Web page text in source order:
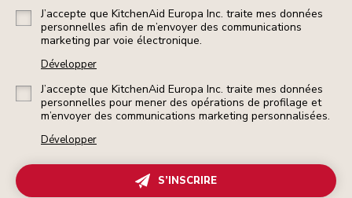
J’accepte que KitchenAid Europa Inc. traite mes données
personnelles afin de m’envoyer des communications
marketing par voie électronique.
Développer
J’accepte que KitchenAid Europa Inc. traite mes données
personnelles pour mener des opérations de profilage et
m’envoyer des communications marketing personnalisées.
Développer
S’INSCRIRE